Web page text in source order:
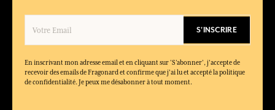
S'INSCRIRE
En inscrivant mon adresse email et en cliquant sur ‘S’abonner’, j'accepte de
recevoir des emails de Fragonard et confirme que j'ai lu et accepté la politique
de confidentialité. Je peux me désabonner à tout moment.